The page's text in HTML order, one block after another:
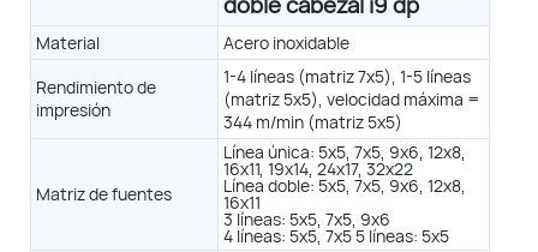
Material
Acero inoxidable
Rendimiento de
impresión
1-4 líneas (matriz 7x5), 1-5 líneas
(matriz 5x5), velocidad máxima =
344 m/min (matriz 5x5)
Matriz de fuentes
Línea única: 5x5, 7x5, 9x6, 12x8,
16x11, 19x14, 24x17, 32x22
Línea doble: 5x5, 7x5, 9x6, 12x8,
16x11
3 líneas: 5x5, 7x5, 9x6
4 líneas: 5x5, 7x5 5 líneas: 5x5
i9 HRS i9 Micro
Acero inoxidable + Recubrimiento de precisión